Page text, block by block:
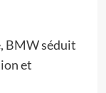
BMW séduit
et